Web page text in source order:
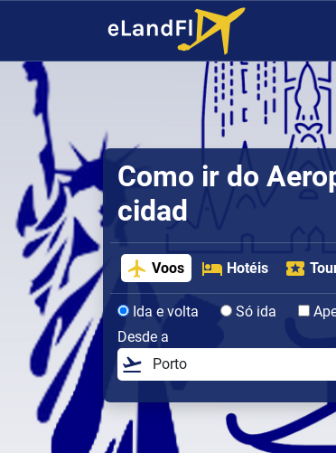
Como ir do
cidad
Voos Hotéis
Ida e volta Só ida
Desde a